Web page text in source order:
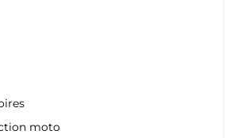
moto